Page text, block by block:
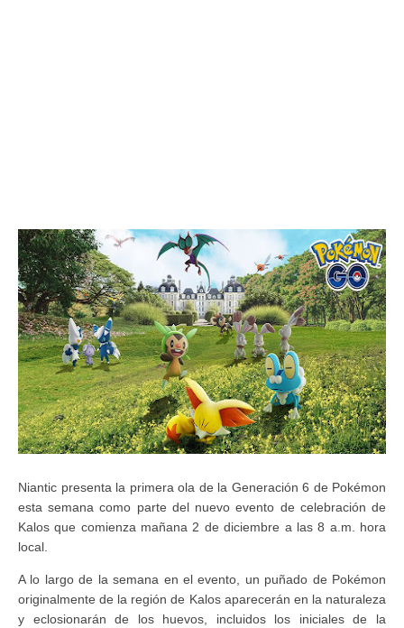
Niantic presenta la primera ola de la Generación 6 de Pokémon
esta semana como parte del nuevo evento de celebración de
Kalos que comienza mañana 2 de diciembre a las 8 a.m. hora
local.
A lo largo de la semana en el evento, un puñado de Pokémon
originalmente de la región de Kalos aparecerán en la naturaleza
y eclosionarán de los huevos, incluidos los iniciales de la